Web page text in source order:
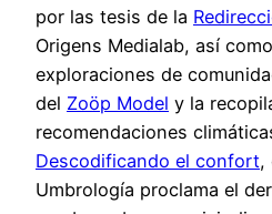
por las tesis de la
Origens Medialab, así
exploraciones de
del Zoöp Model y la
recomendaciones
Descodificando el confort,
Umbrología proclama el